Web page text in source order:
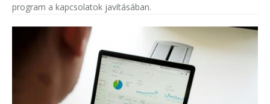
program a kapcsolatok javításában.